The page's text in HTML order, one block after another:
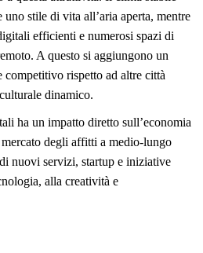
uno stile di vita all’aria aperta, mentre
efficienti e numerosi spazi di
A questo si aggiungono un
competitivo rispetto ad altre città
dinamico.
ha un impatto diretto sull’economia
degli affitti a medio-lungo
nuovi servizi, startup e iniziative
alla creatività e